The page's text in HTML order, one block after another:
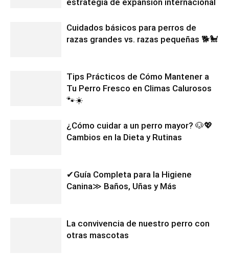
Cuidados básicos para perros de
razas grandes vs. razas pequeñas 🐕🐩
Tips Prácticos de Cómo Mantener a
Tu Perro Fresco en Climas Calurosos
🐾☀️
¿Cómo cuidar a un perro mayor? 🐶💖
Cambios en la Dieta y Rutinas
✔Guía Completa para la Higiene
Canina≫ Baños, Uñas y Más
La convivencia de nuestro perro con
otras mascotas